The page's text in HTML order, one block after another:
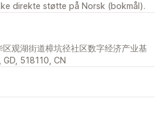
direkte støtte på Norsk (bokmål).
观湖街道樟坑径社区数字经济产业基
GD, 518110, CN